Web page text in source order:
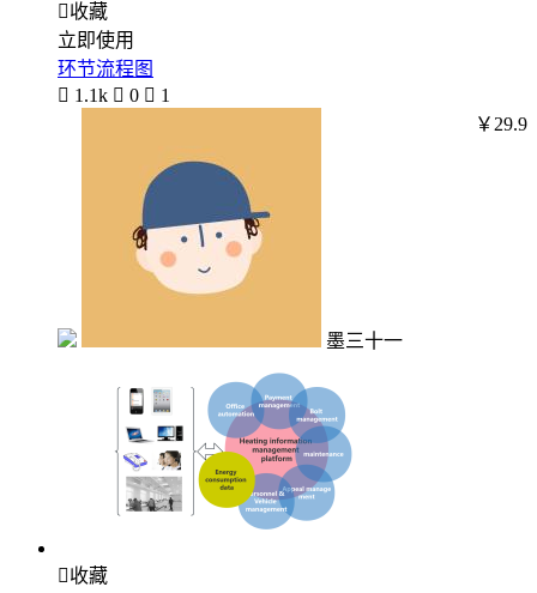
收藏
立即使用
环节流程图
 1.1k  0  1
墨三十一
￥29.9
收藏